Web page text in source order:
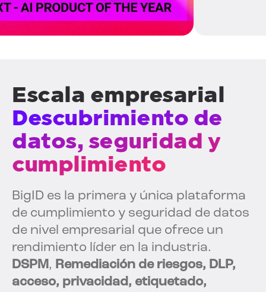
Escala empresarial
Descubrimiento de
datos, seguridad y
cumplimiento
BigID es la primera y única plataforma
de cumplimiento y seguridad de datos
de nivel empresarial que ofrece un
rendimiento líder en la industria.
DSPM, Remediación de riesgos, DLP,
acceso, privacidad, etiquetado,